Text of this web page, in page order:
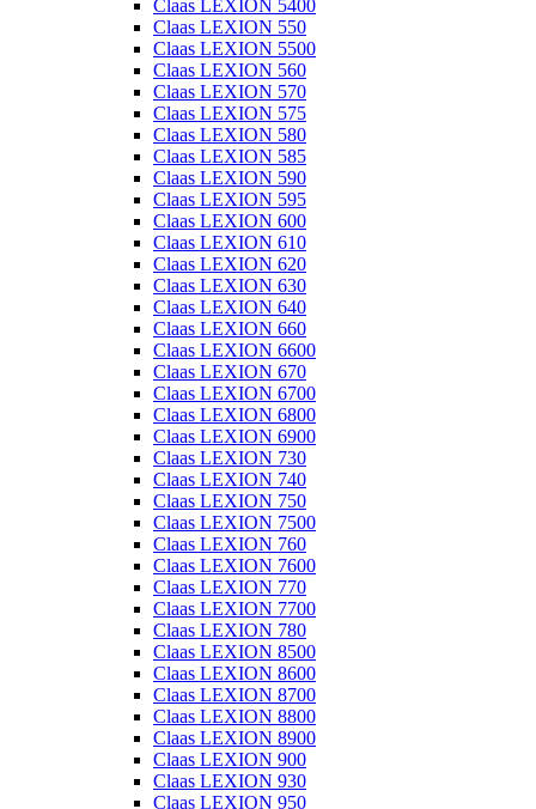
Claas LEXION 5400
Claas LEXION 550
Claas LEXION 5500
Claas LEXION 560
Claas LEXION 570
Claas LEXION 575
Claas LEXION 580
Claas LEXION 585
Claas LEXION 590
Claas LEXION 595
Claas LEXION 600
Claas LEXION 610
Claas LEXION 620
Claas LEXION 630
Claas LEXION 640
Claas LEXION 660
Claas LEXION 6600
Claas LEXION 670
Claas LEXION 6700
Claas LEXION 6800
Claas LEXION 6900
Claas LEXION 730
Claas LEXION 740
Claas LEXION 750
Claas LEXION 7500
Claas LEXION 760
Claas LEXION 7600
Claas LEXION 770
Claas LEXION 7700
Claas LEXION 780
Claas LEXION 8500
Claas LEXION 8600
Claas LEXION 8700
Claas LEXION 8800
Claas LEXION 8900
Claas LEXION 900
Claas LEXION 930
Claas LEXION 950